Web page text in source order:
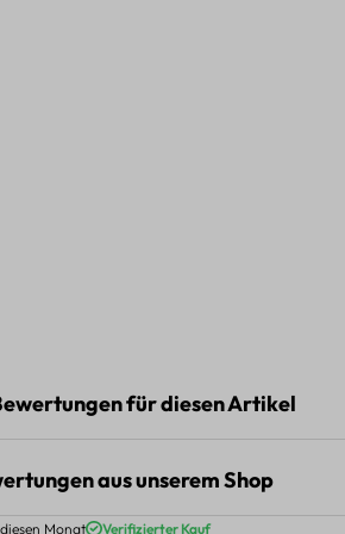
für diesen Artikel
aus unserem Shop
von 5 von 5 Sternen
diesen Monat Verifizierter Kauf